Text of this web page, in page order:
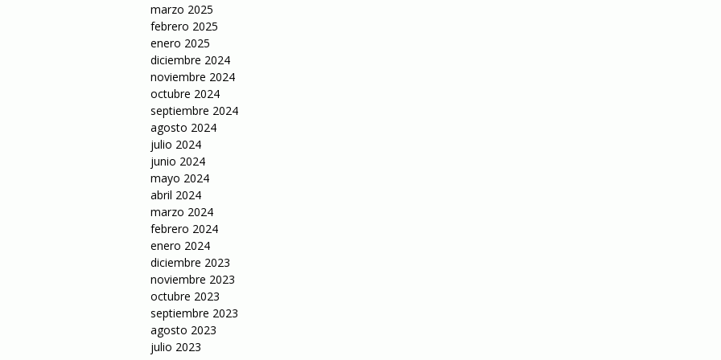
marzo 2025
febrero 2025
enero 2025
diciembre 2024
noviembre 2024
octubre 2024
septiembre 2024
agosto 2024
julio 2024
junio 2024
mayo 2024
abril 2024
marzo 2024
febrero 2024
enero 2024
diciembre 2023
noviembre 2023
octubre 2023
septiembre 2023
agosto 2023
julio 2023